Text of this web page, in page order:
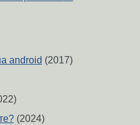
android (2017)
(2024)